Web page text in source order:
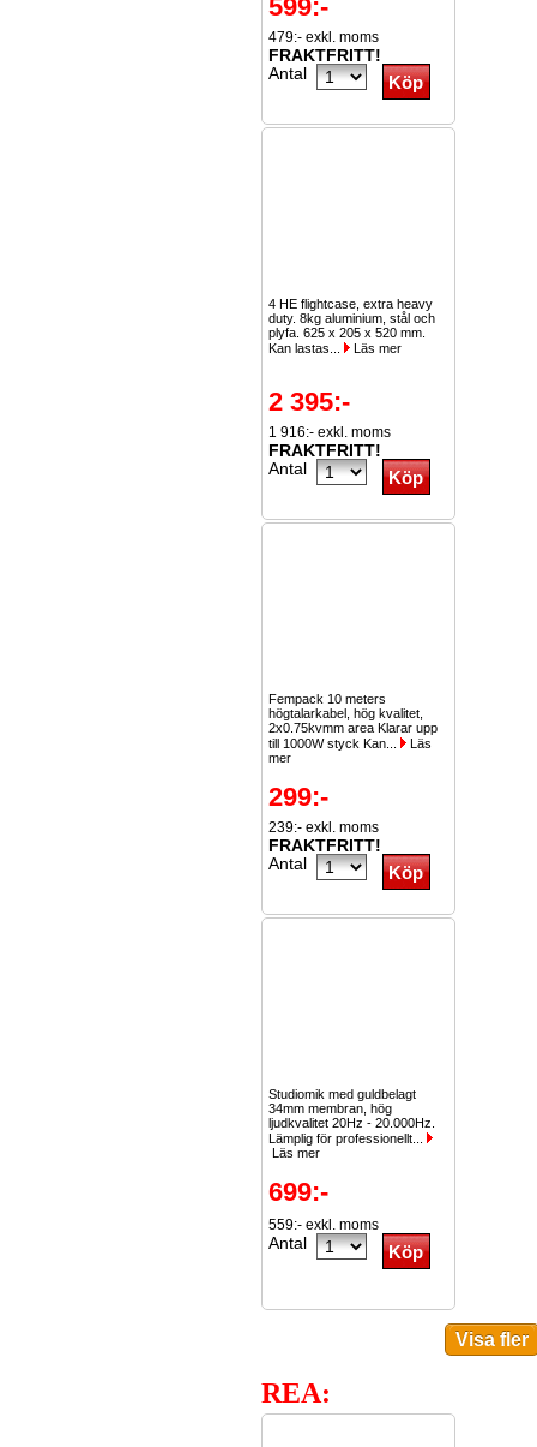
599:-
479:- exkl. moms
FRAKTFRITT!
Antal
4 HE flightcase, extra heavy
duty. 8kg aluminium, stål och
plyfa. 625 x 205 x 520 mm.
Kan lastas...
Läs mer
2 395:-
1 916:- exkl. moms
FRAKTFRITT!
Antal
Fempack 10 meters
högtalarkabel, hög kvalitet,
2x0.75kvmm area Klarar upp
till 1000W styck Kan...
Läs
mer
299:-
239:- exkl. moms
FRAKTFRITT!
Antal
Studiomik med guldbelagt
34mm membran, hög
ljudkvalitet 20Hz - 20.000Hz.
Lämplig för professionellt...
Läs mer
699:-
559:- exkl. moms
Antal
REA: